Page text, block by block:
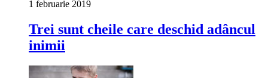
1 februarie 2019
Trei sunt cheile care deschid adâncul
inimii